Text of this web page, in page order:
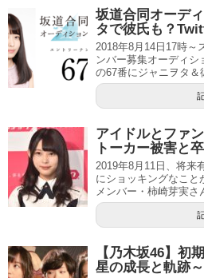
坂道合同オーデ
タで彼氏も？
2018年8月14日17時～
ンバー募集オーディシ
の67番にジャニヲタ＆
アイドルとファ
トーカー被害と
2019年8月11日、将来
にショッキングなこと
メンバー・柿崎芽実
【乃木坂46】初
星の成長と軌跡